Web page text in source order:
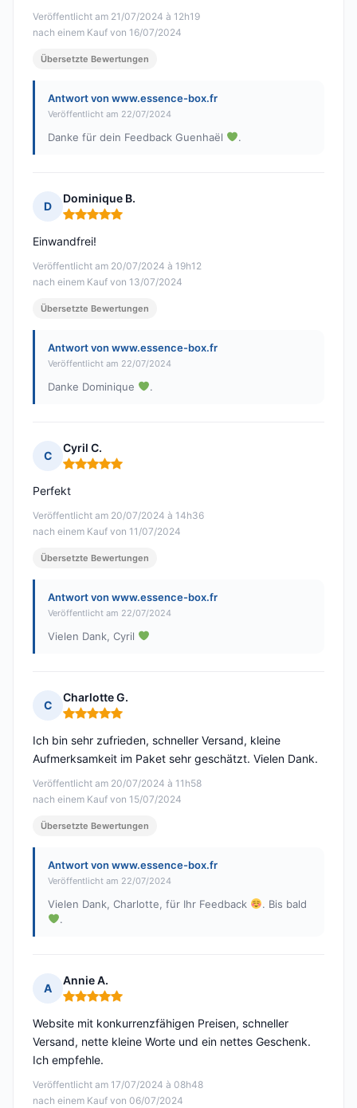
Veröffentlicht am 21/07/2024 à 12h19
nach einem Kauf von 16/07/2024
Übersetzte Bewertungen
Antwort von www.essence-box.fr
Veröffentlicht am 22/07/2024
Danke für dein Feedback Guenhaël .
D
Dominique B.
Hinweis: 5 von 5
Veröffentlicht am 20/07/2024 à 19h12
nach einem Kauf von 13/07/2024
Einwandfrei!
Übersetzte Bewertungen
Antwort von www.essence-box.fr
Veröffentlicht am 22/07/2024
Danke Dominique .
C
Cyril C.
Hinweis: 5 von 5
Veröffentlicht am 20/07/2024 à 14h36
nach einem Kauf von 11/07/2024
Perfekt
Übersetzte Bewertungen
Antwort von www.essence-box.fr
Veröffentlicht am 22/07/2024
Vielen Dank, Cyril
C
Charlotte G.
Hinweis: 5 von 5
Veröffentlicht am 20/07/2024 à 11h58
nach einem Kauf von 15/07/2024
Ich bin sehr zufrieden, schneller Versand, kleine
Aufmerksamkeit im Paket sehr geschätzt. Vielen Dank.
Übersetzte Bewertungen
Antwort von www.essence-box.fr
Veröffentlicht am 22/07/2024
Vielen Dank, Charlotte, für Ihr Feedback
. Bis bald
.
A
Annie A.
Hinweis: 5 von 5
Veröffentlicht am 17/07/2024 à 08h48
nach einem Kauf von 06/07/2024
Website mit konkurrenzfähigen Preisen, schneller
Versand, nette kleine Worte und ein nettes Geschenk.
Ich empfehle.